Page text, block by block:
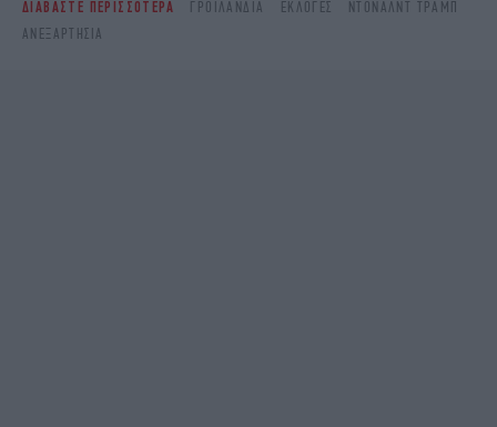
ΔΙΑΒΑΣΤΕ ΠΕΡΙΣΣΟΤΕΡΑ ΓΡΟΙΛΑΝΔΊΑ ΕΚΛΟΓΈΣ
ΝΤΌΝΑΛΝΤ ΤΡΑΜΠ
ΑΝΕΞΑΡΤΗΣΊΑ